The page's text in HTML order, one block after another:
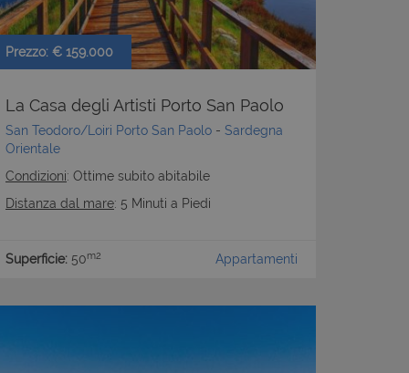
Prezzo: € 159.000
La Casa degli Artisti Porto San Paolo
San Teodoro/Loiri Porto San Paolo - Sardegna
Orientale
Condizioni: Ottime subito abitabile
Distanza dal mare: 5 Minuti a Piedi
Superficie: 50m2 Appartamenti
Cookie-
di consenso sui
il banner dei